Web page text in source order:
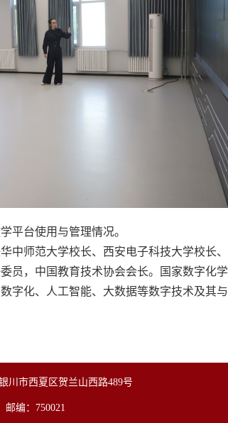
平台使用与管理情况。
中师范大学校长、西安电子科技大学校长
员，中国教育技术协会会长。国家数字化
字化、人工智能、大数据等数字技术及其
川市西夏区贺兰山西路489号
邮编：750021